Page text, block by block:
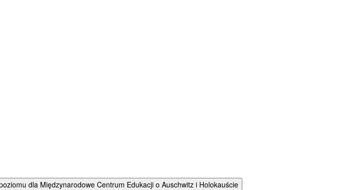
dla Międzynarodowe Centrum Edukacji o Auschwitz i Holokauście